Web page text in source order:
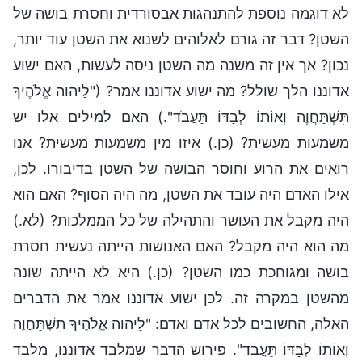
לא דוגמה נוספת להתנהגות אבסורדית וחסרת בושה של
השטן? דבר זה גורם לאלוהים לשנוא את השטן עוד יותר,
נכון? אך אין זה משנה מה השטן ניסה לעשות, האם ישוע
אדוננו הלך שולל? מה ישוע אדוננו אמר? ("לַיהוה אֱלֹהֶיךָ
תִּשְׁתַּחֲוֶה וְאוֹתוֹ לְבַדּוֹ תַּעֲבֺד".) האם למילים אלו יש
משמעות מעשית? (כן.) איזו מין משמעות מעשית? אנו
רואים את הרוע וחוסר הבושה של השטן בדיבורו. לכן,
אילו האדם היה עובד את השטן, מה היה הסוף? האם הוא
היה מקבל את העושר והתהילה של כל הממלכות? (לא.)
מה הוא היה מקבל? האם האנושות הייתה נעשית חסרת
בושה ומגוחכת כמו השטן? (כן.) היא לא הייתה שונה
מהשטן במקרה זה. לכן ישוע אדוננו אמר את הדברים
האלה, החשובים לכל אדם ואדם: "לַיהוה אֱלֹהֶיךָ תִּשְׁתַּחֲוֶה
וְאוֹתוֹ לְבַדּוֹ תַּעֲבֺד". פירוש הדבר שמלבד אדוננו, מלבד